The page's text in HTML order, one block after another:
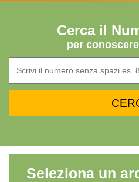
Cerca il
per
Seleziona un